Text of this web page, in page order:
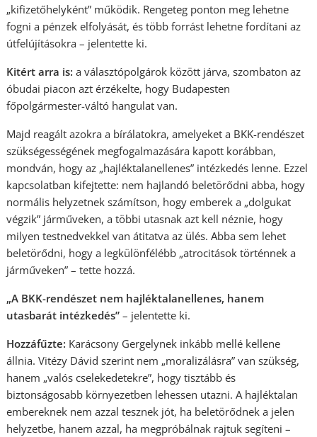
„kifizetőhelyként” működik. Rengeteg ponton meg lehetne
fogni a pénzek elfolyását, és több forrást lehetne fordítani az
útfelújításokra – jelentette ki.
Kitért arra is: a választópolgárok között járva, szombaton az
óbudai piacon azt érzékelte, hogy Budapesten
főpolgármester-váltó hangulat van.
Majd reagált azokra a bírálatokra, amelyeket a BKK-rendészet
szükségességének megfogalmazására kapott korábban,
mondván, hogy az „hajléktalanellenes” intézkedés lenne. Ezzel
kapcsolatban kifejtette: nem hajlandó beletörődni abba, hogy
normális helyzetnek számítson, hogy emberek a „dolgukat
végzik” járműveken, a többi utasnak azt kell néznie, hogy
milyen testnedvekkel van átitatva az ülés. Abba sem lehet
beletörődni, hogy a legkülönfélébb „atrocitások történnek a
járműveken” – tette hozzá.
„A BKK-rendészet nem hajléktalanellenes, hanem
utasbarát intézkedés” – jelentette ki.
Hozzáfűzte: Karácsony Gergelynek inkább mellé kellene
állnia. Vitézy Dávid szerint nem „moralizálásra” van szükség,
hanem „valós cselekedetekre”, hogy tisztább és
biztonságosabb környezetben lehessen utazni. A hajléktalan
embereknek nem azzal tesznek jót, ha beletörődnek a jelen
helyzetbe, hanem azzal, ha megpróbálnak rajtuk segíteni –